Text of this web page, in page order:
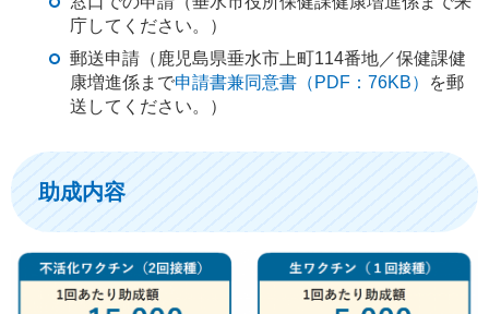
庁してください。）
郵送申請（鹿児島県垂水市上町114番地／保健課健
康増進係まで申請書兼同意書（PDF：76KB）
を郵
送してください。）
助成内容